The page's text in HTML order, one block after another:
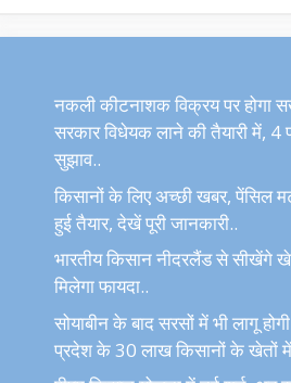
नकली कीटनाशक विक्रय पर होगा
सरकार विधेयक लाने की तैयारी में, 4
सुझाव..
किसानों के लिए अच्छी खबर, पेंसिल
हुई तैयार, देखें पूरी जानकारी..
भारतीय किसान नीदरलैंड से सीखेंगे
मिलेगा फायदा..
सोयाबीन के बाद सरसों में भी लागू
प्रदेश के 30 लाख किसानों के खेतों